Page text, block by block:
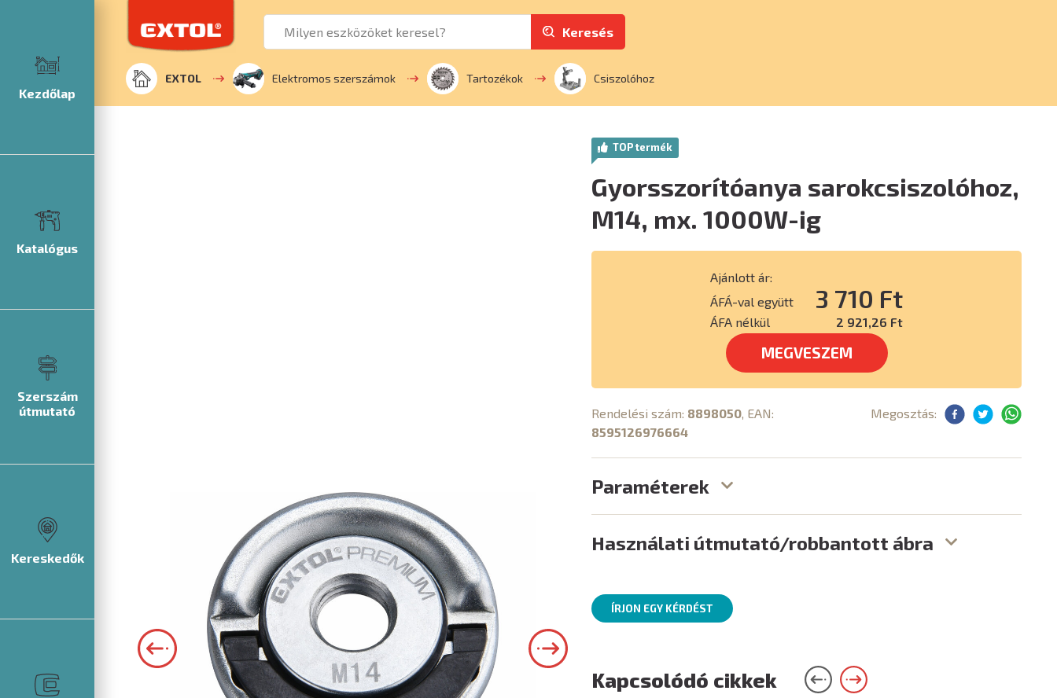
Kezdőlap
Katalógus
Szerszám
útmutató
Kereskedők
Keresés
EXTOL Elektromos szerszámok Tartozékok Csiszolóhoz
TOP termék
Gyorsszorítóanya sarokcsiszolóhoz,
M14, mx. 1000W-ig
Ajánlott ár:
ÁFÁ-val együtt
3 710 Ft
ÁFA nélkül 2 921,26 Ft
MEGVESZEM
Rendelési szám: 8898050 , EAN:
8595126976664
Megosztás:
Paraméterek
Használati útmutató/robbantott ábra
ÍRJON EGY KÉRDÉST
Kapcsolódó cikkek